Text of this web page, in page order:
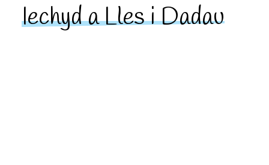
Iechyd a Lles i Dadau